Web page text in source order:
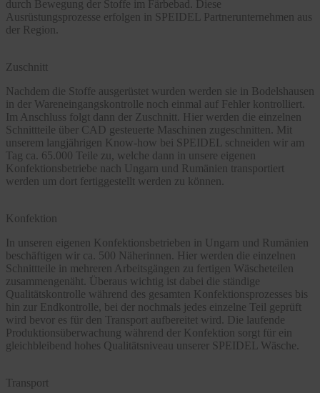
durch Bewegung der Stoffe im Färbebad. Diese
Ausrüstungsprozesse erfolgen in SPEIDEL Partnerunternehmen aus
der Region.
Zuschnitt
Nachdem die Stoffe ausgerüstet wurden werden sie in Bodelshausen
in der Wareneingangskontrolle noch einmal auf Fehler kontrolliert.
Im Anschluss folgt dann der Zuschnitt. Hier werden die einzelnen
Schnittteile über CAD gesteuerte Maschinen zugeschnitten. Mit
unserem langjährigen Know-how bei SPEIDEL schneiden wir am
Tag ca. 65.000 Teile zu, welche dann in unsere eigenen
Konfektionsbetriebe nach Ungarn und Rumänien transportiert
werden um dort fertiggestellt werden zu können.
Konfektion
In unseren eigenen Konfektionsbetrieben in Ungarn und Rumänien
beschäftigen wir ca. 500 Näherinnen. Hier werden die einzelnen
Schnittteile in mehreren Arbeitsgängen zu fertigen Wäscheteilen
zusammengenäht. Überaus wichtig ist dabei die ständige
Qualitätskontrolle während des gesamten Konfektionsprozesses bis
hin zur Endkontrolle, bei der nochmals jedes einzelne Teil geprüft
wird bevor es für den Transport aufbereitet wird. Die laufende
Produktionsüberwachung während der Konfektion sorgt für ein
gleichbleibend hohes Qualitätsniveau unserer SPEIDEL Wäsche.
Transport